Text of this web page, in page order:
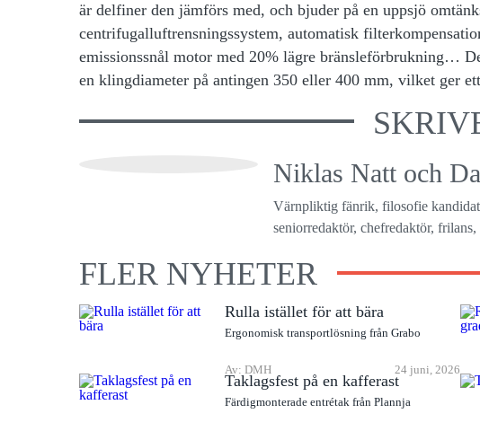
är delfiner den jämförs med, och bjuder på en uppsjö
centrifugalluftrensningssystem, automatisk
emissionssnål motor med 20% lägre bränsleförbrukning…
en klingdiameter på antingen 350 eller 400 mm, vilket ger
Niklas Natt och
Värnpliktig fänrik, filosofie
seniorredaktör, chefredaktör,
FLER NYHETER
Rulla istället för att bära
Ergonomisk transportlösning från Grabo
Av: DMH 24 juni, 2026
Taklagsfest på en kafferast
Färdigmonterade entrétak från Plannja